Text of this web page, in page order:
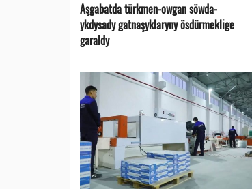
Aşgabatda türkmen-owgan söwda-
ykdysady gatnaşyklaryny ösdürmeklige
garaldy